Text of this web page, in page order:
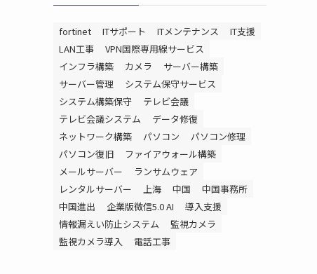
fortinet ITサポート ITメンテナンス
IT支援
LAN工事
VPN国際専用線サービス
インフラ構築
カメラ
サーバー構築
サーバー管理
システム保守サービス
システム構築保守
テレビ会議
テレビ会議システム
データ修復
ネットワーク構築
パソコン
パソコン修理
パソコン復旧
ファイアウォール構築
メールサーバー
ランサムウェア
レンタルサーバー
上海 中国
中国事務所
中国進出
企業版微信5.0 AI
導入支援
情報漏えい防止システム
監視カメラ
監視カメラ導入
電話工事